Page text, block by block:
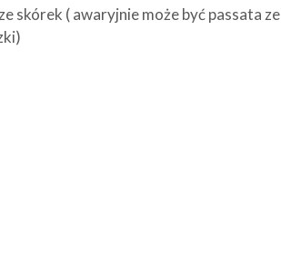
skórek ( awaryjnie może być passata ze